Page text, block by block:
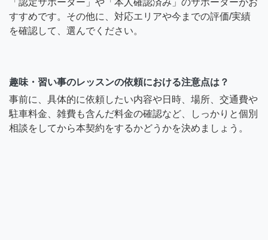
すすめです。その他に、対応エリアや今までの評価/実績
を確認して、選んでください。
趣味・習い事のレッスンの依頼における注意点は？
事前に、具体的に依頼したい内容や日時、場所、交通費や
駐車料金、雑費も含んだ料金の確認など、しっかりと個別
相談をしてから本契約をするかどうかを決めましょう。